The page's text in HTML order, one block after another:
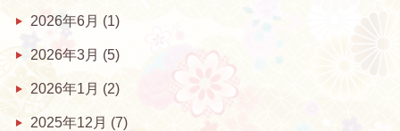
2026年6月 (1)
2026年3月 (5)
2026年1月 (2)
2025年12月 (7)